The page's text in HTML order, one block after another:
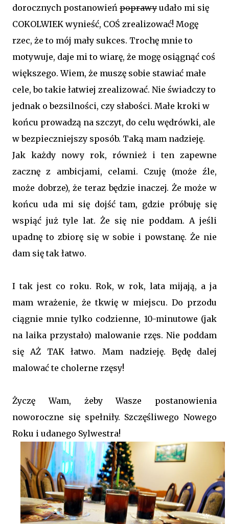
dorocznych postanowień poprawy udało mi się
COKOLWIEK wynieść, COŚ zrealizować! Mogę
rzec, że to mój mały sukces. Trochę mnie to
motywuje, daje mi to wiarę, że mogę osiągnąć coś
większego. Wiem, że muszę sobie stawiać małe
cele, bo takie łatwiej zrealizować. Nie świadczy to
jednak o bezsilności, czy słabości. Małe kroki w
końcu prowadzą na szczyt, do celu wędrówki, ale
w bezpieczniejszy sposób. Taką mam nadzieję.
Jak każdy nowy rok, również i ten zapewne
zacznę z ambicjami, celami. Czuję (może źle,
może dobrze), że teraz będzie inaczej. Że może w
końcu uda mi się dojść tam, gdzie próbuję się
wspiąć już tyle lat. Że się nie poddam. A jeśli
upadnę to zbiorę się w sobie i powstanę. Że nie
dam się tak łatwo.
I tak jest co roku. Rok, w rok, lata mijają, a ja
mam wrażenie, że tkwię w miejscu. Do przodu
ciągnie mnie tylko codzienne, 10-minutowe (jak
na laika przystało) malowanie rzęs. Nie poddam
się AŻ TAK łatwo. Mam nadzieję. Będę dalej
malować te cholerne rzęsy!
Życzę Wam, żeby Wasze postanowienia
noworoczne się spełniły. Szczęśliwego Nowego
Roku i udanego Sylwestra!